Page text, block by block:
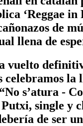
‘Reggae in
de
llena de
vuelto
celebramos la
s’atura -
single y
de ser